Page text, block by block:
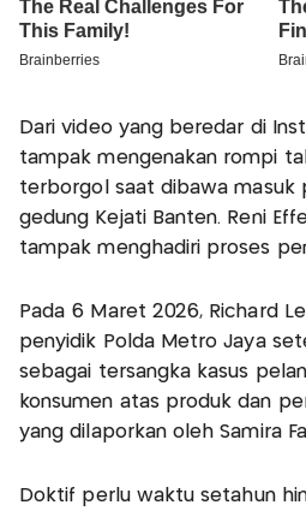
Dari video yang beredar di
tampak mengenakan rompi
terborgol saat dibawa masuk
gedung Kejati Banten. Reni
tampak menghadiri proses
Pada 6 Maret 2026, Richard
penyidik Polda Metro Jaya
sebagai tersangka kasus
konsumen atas produk dan
yang dilaporkan oleh Samira
Doktif perlu waktu setahun